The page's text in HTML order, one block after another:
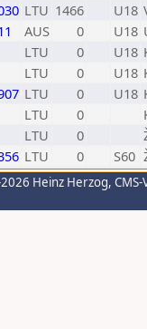
LTU 1466 U18
AUS 0 U18
LTU 0 U18
LTU 0 U18
LTU 0 U18
LTU 0
LTU 0
LTU 0 S60
Heinz Herzog,